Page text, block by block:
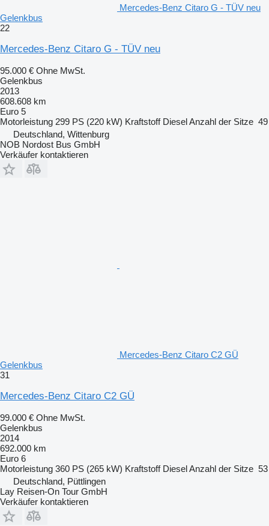
Mercedes-Benz Citaro G - TÜV neu
Gelenkbus
22
Mercedes-Benz Citaro G - TÜV neu
95.000 € Ohne MwSt.
Gelenkbus
2013
608.608 km
Euro 5
Motorleistung 299 PS (220 kW) Kraftstoff DieselAnzahl der Sitze 49
Deutschland, Wittenburg
NOB Nordost Bus GmbH
Verkäufer kontaktieren
Mercedes-Benz Citaro C2 GÜ
Gelenkbus
31
Mercedes-Benz Citaro C2 GÜ
99.000 € Ohne MwSt.
Gelenkbus
2014
692.000 km
Euro 6
Motorleistung 360 PS (265 kW) Kraftstoff DieselAnzahl der Sitze 53
Deutschland, Püttlingen
Lay Reisen-On Tour GmbH
Verkäufer kontaktieren